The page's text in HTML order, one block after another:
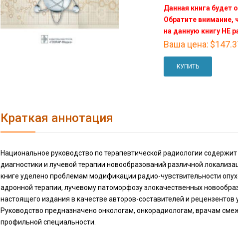
Данная книга будет
Обратите
на данную книгу НЕ
Ваша цена:
КУПИТЬ
Краткая аннотация
Национальное руководство по терапевтической радиологии
диагностики и лучевой терапии новообразований различной
книге уделено проблемам модификации радио-чувствительности
адронной терапии, лучевому патоморфозу злокачественных
настоящего издания в качестве авторов-составителей и
Руководство предназначено онкологам, онкорадиологам, врачам
профильной специальности.